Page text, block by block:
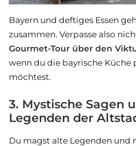
Bayern und deftiges Essen
zusammen. Verpasse also
Gourmet-Tour über den
wenn du die bayrische Küche
möchtest.
3. Mystische Sagen
Legenden der
Du magst alte Legenden und